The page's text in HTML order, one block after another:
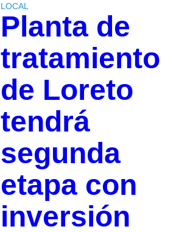
LOCAL
Planta de
tratamiento
de Loreto
tendrá
segunda
etapa con
inversión